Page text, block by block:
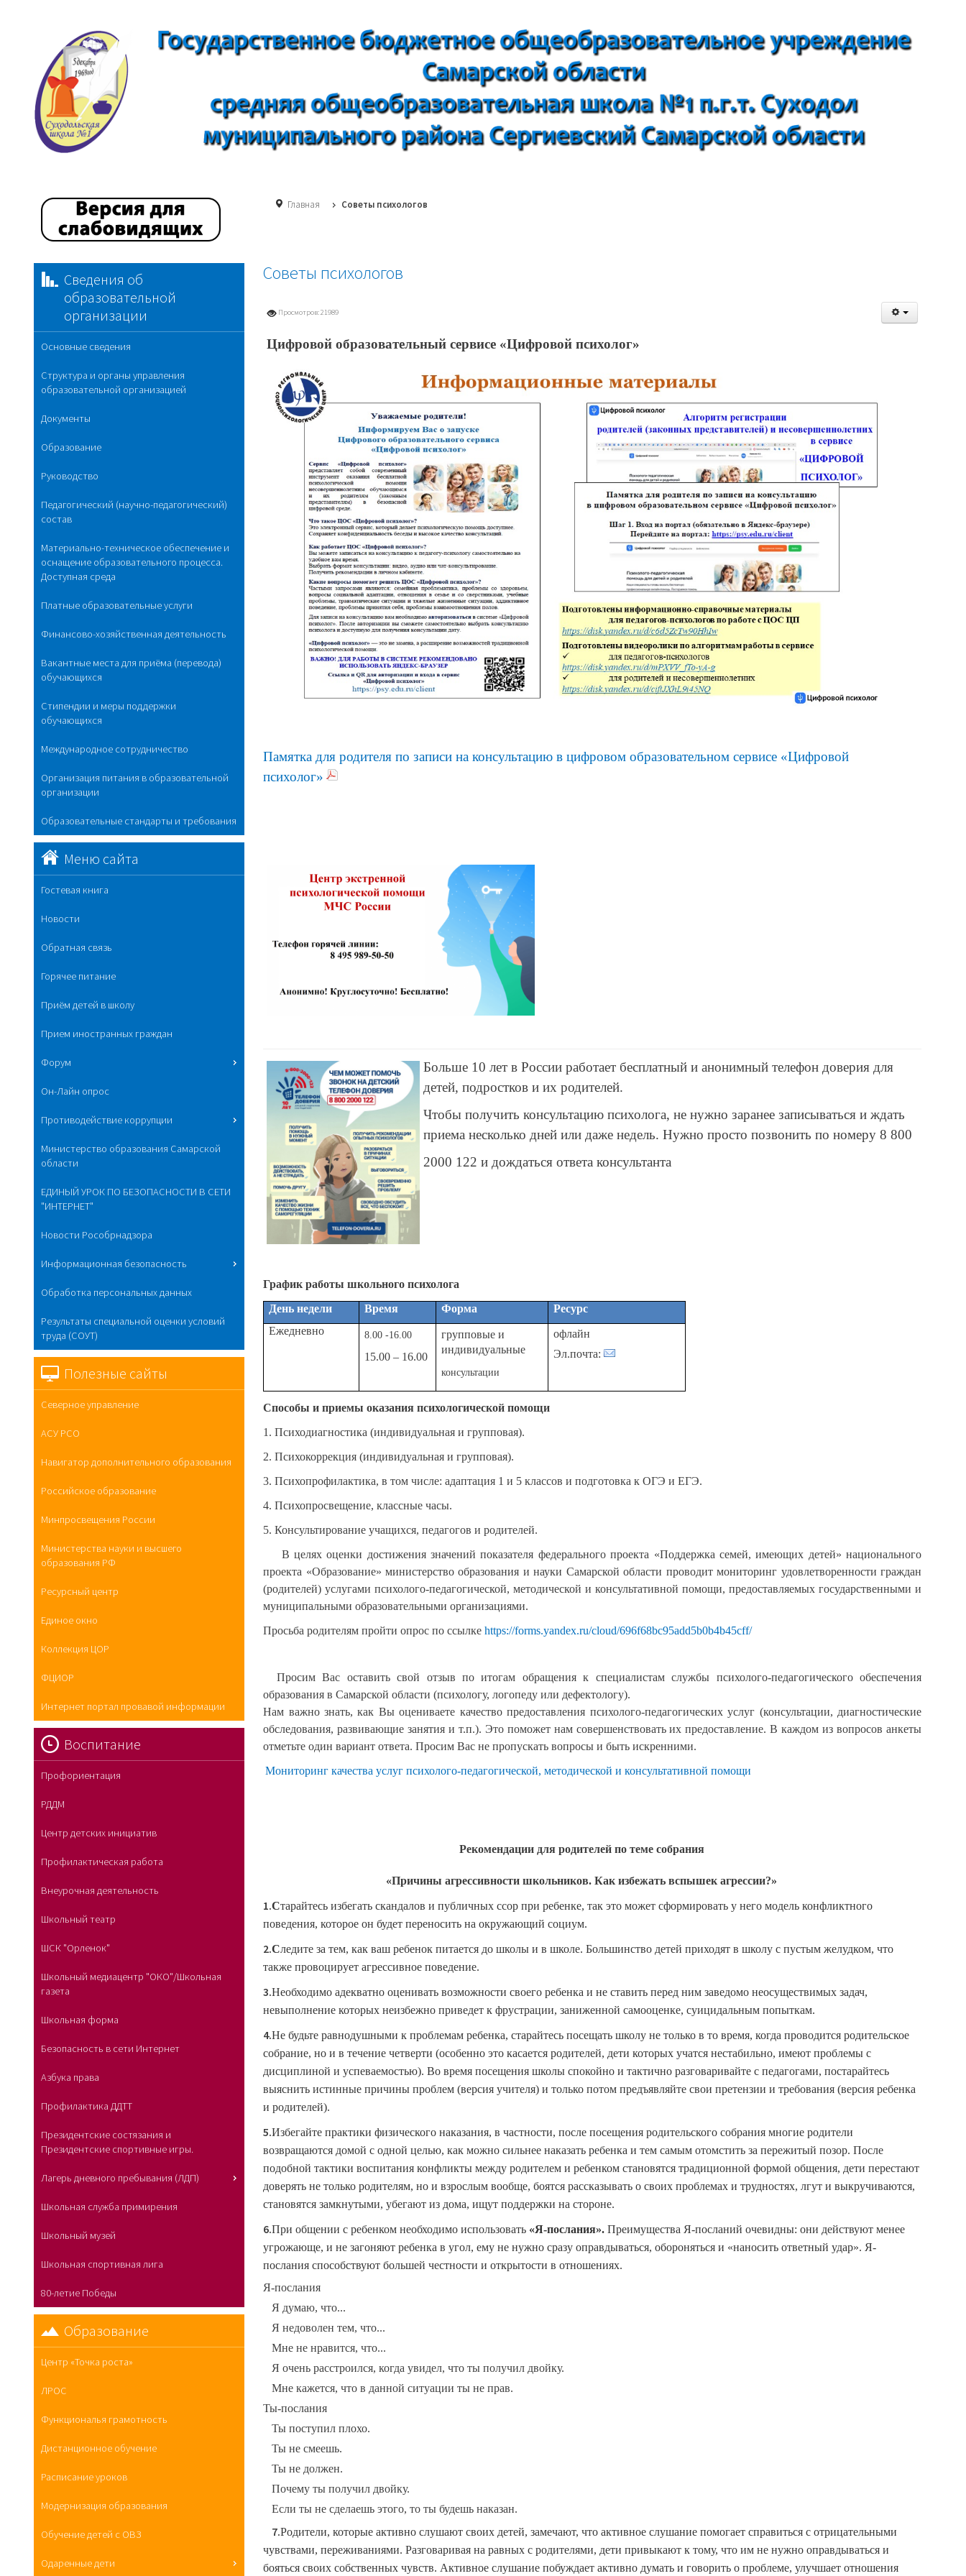
Главная Советы психологов
Советы психологов
Просмотров: 21989
Цифровой образовательный сервисе «Цифровой психолог»
Памятка для родителя по записи на консультацию в цифровом образовательном сервисе «Цифровой
психолог»
Больше 10 лет в России работает бесплатный и анонимный телефон доверия для
детей, подростков и их родителей.
Чтобы получить консультацию психолога, не нужно заранее записываться и ждать
приема несколько дней или даже недель. Нужно просто позвонить по номеру 8 800
2000 122 и дождаться ответа консультанта
График работы школьного психолога
День недели
Время Форма
Ресурс
Ежедневно
8.00 -16.00
15.00 – 16.00
групповые и
индивидуальные
консультации
офлайн
Эл.почта:
Способы и приемы оказания психологической помощи
1. Психодиагностика (индивидуальная и групповая).
2. Психокоррекция (индивидуальная и групповая).
3. Психопрофилактика, в том числе: адаптация 1 и 5 классов и подготовка к ОГЭ и ЕГЭ.
4. Психопросвещение, классные часы.
5. Консультирование учащихся, педагогов и родителей.
В целях оценки достижения значений показателя федерального проекта «Поддержка семей, имеющих детей» национального
проекта «Образование» министерство образования и науки Самарской области проводит мониторинг удовлетворенности граждан
(родителей) услугами психолого-педагогической, методической и консультативной помощи, предоставляемых государственными и
муниципальными образовательными организациями.
Просьба родителям пройти опрос по ссылке https://forms.yandex.ru/cloud/696f68bc95add5b0b4b45cff/
Просим Вас оставить свой отзыв по итогам обращения к специалистам службы психолого-педагогического обеспечения
образования в Самарской области (психологу, логопеду или дефектологу).
Нам важно знать, как Вы оцениваете качество предоставления психолого-педагогических услуг (консультации, диагностические
обследования, развивающие занятия и т.п.). Это поможет нам совершенствовать их предоставление. В каждом из вопросов анкеты
отметьте один вариант ответа. Просим Вас не пропускать вопросы и быть искренними.
Мониторинг качества услуг психолого-педагогической, методической и консультативной помощи
Рекомендации для родителей по теме собрания
«Причины агрессивности школьников. Как избежать вспышек агрессии?»
1.Старайтесь избегать скандалов и публичных ссор при ребенке, так это может сформировать у него модель конфликтного
поведения, которое он будет переносить на окружающий социум.
2.Следите за тем, как ваш ребенок питается до школы и в школе. Большинство детей приходят в школу с пустым желудком, что
также провоцирует агрессивное поведение.
3.Необходимо адекватно оценивать возможности своего ребенка и не ставить перед ним заведомо неосуществимых задач,
невыполнение которых неизбежно приведет к фрустрации, заниженной самооценке, суицидальным попыткам.
4.Не будьте равнодушными к проблемам ребенка, старайтесь посещать школу не только в то время, когда проводится родительское
собрание, но и в течение четверти (особенно это касается родителей, дети которых учатся нестабильно, имеют проблемы с
дисциплиной и успеваемостью). Во время посещения школы спокойно и тактично разговаривайте с педагогами, постарайтесь
выяснить истинные причины проблем (версия учителя) и только потом предъявляйте свои претензии и требования (версия ребенка
и родителей).
5.Избегайте практики физического наказания, в частности, после посещения родительского собрания многие родители
возвращаются домой с одной целью, как можно сильнее наказать ребенка и тем самым отомстить за пережитый позор. После
подобной тактики воспитания конфликты между родителем и ребенком становятся традиционной формой общения, дети перестают
доверять не только родителям, но и взрослым вообще, боятся рассказывать о своих проблемах и трудностях, лгут и выкручиваются,
становятся замкнутыми, убегают из дома, ищут поддержки на стороне.
6.При общении с ребенком необходимо использовать «Я-послания». Преимущества Я-посланий очевидны: они действуют менее
угрожающе, и не загоняют ребенка в угол, ему не нужно сразу оправдываться, обороняться и «наносить ответный удар». Я-
послания способствуют большей честности и открытости в отношениях.
Я-послания
Я думаю, что...
Я недоволен тем, что...
Мне не нравится, что...
Я очень расстроился, когда увидел, что ты получил двойку.
Мне кажется, что в данной ситуации ты не прав.
Ты-послания
Ты поступил плохо.
Ты не смеешь.
Ты не должен.
Почему ты получил двойку.
Если ты не сделаешь этого, то ты будешь наказан.
7.Родители, которые активно слушают своих детей, замечают, что активное слушание помогает справиться с отрицательными
чувствами, переживаниями. Разговаривая на равных с родителями, дети привыкают к тому, что им не нужно оправдываться и
бояться своих собственных чувств. Активное слушание побуждает активно думать и говорить о проблеме, улучшает отношения
Сведения об
образовательной
организации
Основные сведения
Структура и органы управления
образовательной организацией
Документы
Образование
Руководство
Педагогический (научно-педагогический)
состав
Материально-техническое обеспечение и
оснащение образовательного процесса.
Доступная среда
Платные образовательные услуги
Финансово-хозяйственная деятельность
Вакантные места для приёма (перевода)
обучающихся
Стипендии и меры поддержки
обучающихся
Международное сотрудничество
Организация питания в образовательной
организации
Образовательные стандарты и требования
Меню сайта
Гостевая книга
Новости
Обратная связь
Горячее питание
Приём детей в школу
Прием иностранных граждан
Форум
Он-Лайн опрос
Противодействие коррупции
Министерство образования Самарской
области
ЕДИНЫЙ УРОК ПО БЕЗОПАСНОСТИ В СЕТИ
"ИНТЕРНЕТ"
Новости Рособрнадзора
Информационная безопасность
Обработка персональных данных
Результаты специальной оценки условий
труда (СОУТ)
Полезные сайты
Северное управление
АСУ РСО
Навигатор дополнительного образования
Российское образование
Минпросвещения России
Министерства науки и высшего
образования РФ
Ресурсный центр
Единое окно
Коллекция ЦОР
ФЦИОР
Интернет портал провавой информации
Воспитание
Профориентация
РДДМ
Центр детских инициатив
Профилактическая работа
Внеурочная деятельность
Школьный театр
ШСК "Орленок"
Школьный медиацентр "ОКО"/Школьная
газета
Школьная форма
Безопасность в сети Интернет
Азбука права
Профилактика ДДТТ
Президентские состязания и
Президентские спортивные игры.
Лагерь дневного пребывания (ЛДП)
Школьная служба примирения
Школьный музей
Школьная спортивная лига
80-летие Победы
Образование
Центр «Точка роста»
ЛРОС
Функциональя грамотность
Дистанционное обучение
Расписание уроков
Модернизация образования
Обучение детей с ОВЗ
Одаренные дети